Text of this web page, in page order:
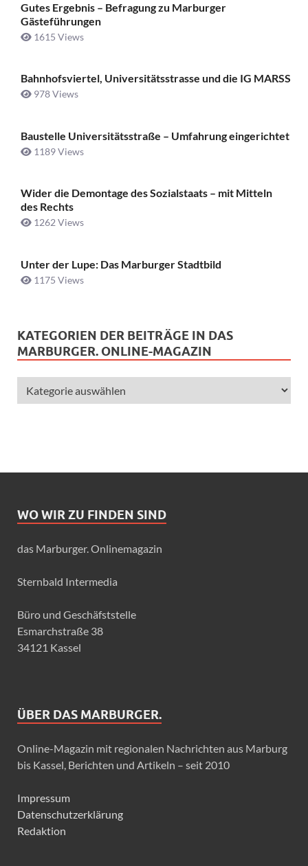
Gutes Ergebnis – Befragung zu Marburger
Gästeführungen
1615 Views
Bahnhofsviertel, Universitätsstrasse und die IG MARSS
978 Views
Baustelle Universitätsstraße ­– Umfahrung eingerichtet
1189 Views
Wider die Demontage des Sozialstaats – mit Mitteln
des Rechts
1262 Views
Unter der Lupe: Das Marburger Stadtbild
1175 Views
KATEGORIEN DER BEITRÄGE IN DAS
MARBURGER. ONLINE-MAGAZIN
WO WIR ZU FINDEN SIND
das Marburger. Onlinemagazin
Sternbald Intermedia
Büro und Geschäfststelle
Esmarchstraße 38
34121 Kassel
ÜBER DAS MARBURGER.
Online-Magazin mit regionalen Nachrichten aus Marburg
bis Kassel, Berichten und Artikeln – seit 2010
Impressum
Datenschutzerklärung
Redaktion